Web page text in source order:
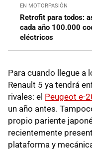
EN MOTORPASIÓN
Retrofit para todos:
cada año 100.000
eléctricos
Para cuando llegue a
Renault 5 ya tendrá
rivales: el Peugeot e-
un año antes.
propio pariente
recientemente
plataforma y